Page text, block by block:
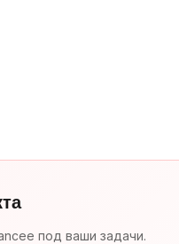
под ваши задачи.